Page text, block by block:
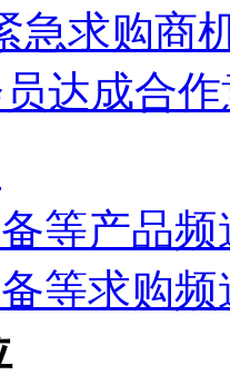
急求购商
达成合
等产品频
等求购频